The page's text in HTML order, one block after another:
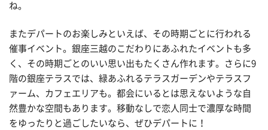
ね。
またデパートのお楽しみといえば、その時期ごとに行われる
催事イベント。銀座三越のこだわりにあふれたイベントも多
く、その時期ごとのいい思い出もたくさん作れます。さらに9
階の銀座テラスでは、緑あふれるテラスガーデンやテラスフ
ァーム、カフェエリアも。都会にいるとは思えないような自
然豊かな空間もあります。移動なしで恋人同士で濃厚な時間
をゆったりと過ごしたいなら、ぜひデパートに！